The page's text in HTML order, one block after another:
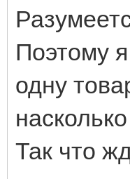
Поэтому
одну
Так что